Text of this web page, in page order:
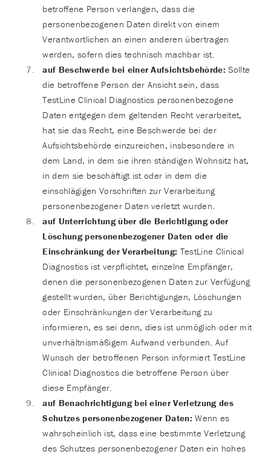
betroffene Person verlangen, dass die
personenbezogenen Daten direkt von einem
Verantwortlichen an einen anderen übertragen
werden, sofern dies technisch machbar ist.
auf Beschwerde bei einer Aufsichtsbehörde: Sollte
die betroffene Person der Ansicht sein, dass
TestLine Clinical Diagnostics personenbezogene
Daten entgegen dem geltenden Recht verarbeitet,
hat sie das Recht, eine Beschwerde bei der
Aufsichtsbehörde einzureichen, insbesondere in
dem Land, in dem sie ihren ständigen Wohnsitz hat,
in dem sie beschäftigt ist oder in dem die
einschlägigen Vorschriften zur Verarbeitung
personenbezogener Daten verletzt wurden.
auf Unterrichtung über die Berichtigung oder
Löschung personenbezogener Daten oder die
Einschränkung der Verarbeitung: TestLine Clinical
Diagnostics ist verpflichtet, einzelne Empfänger,
denen die personenbezogenen Daten zur Verfügung
gestellt wurden, über Berichtigungen, Löschungen
oder Einschränkungen der Verarbeitung zu
informieren, es sei denn, dies ist unmöglich oder mit
unverhältnismäßigem Aufwand verbunden. Auf
Wunsch der betroffenen Person informiert TestLine
Clinical Diagnostics die betroffene Person über
diese Empfänger.
auf Benachrichtigung bei einer Verletzung des
Schutzes personenbezogener Daten: Wenn es
wahrscheinlich ist, dass eine bestimmte Verletzung
des Schutzes personenbezogener Daten ein hohes